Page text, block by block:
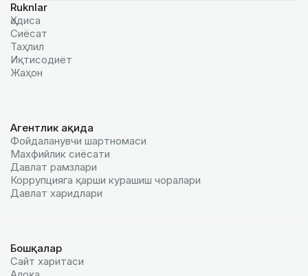
Ruknlar
Ҳодиса
Сиёсат
Таҳлил
Иқтисодиёт
Жаҳон
Агентлик ҳақида
Фойдаланувчи шартномаси
Махфийлик сиёсати
Давлат рамзлари
Коррупцияга қарши курашиш чоралари
Давлат харидлари
Бошқалар
Сайт харитаси